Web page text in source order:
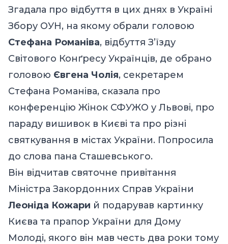
Згадала про відбуття в цих днях в Україні
Збору ОУН, на якому обрали головою
Стефана Романіва, відбуття З’їзду
Світового Конґресу Українців, де обрано
головою Євгена Чолія, секретарем
Стефана Романіва, сказала про
конференцію Жінок СФУЖО у Львові, про
параду вишивок в Києві та про різні
святкування в містах України. Попросила
до слова пана Сташевського.
Він відчитав святочне привітання
Міністра Закордонних Справ України
Леоніда Кожари й подарував картинку
Києва та прапор України для Дому
Молоді, якого він мав честь два роки тому